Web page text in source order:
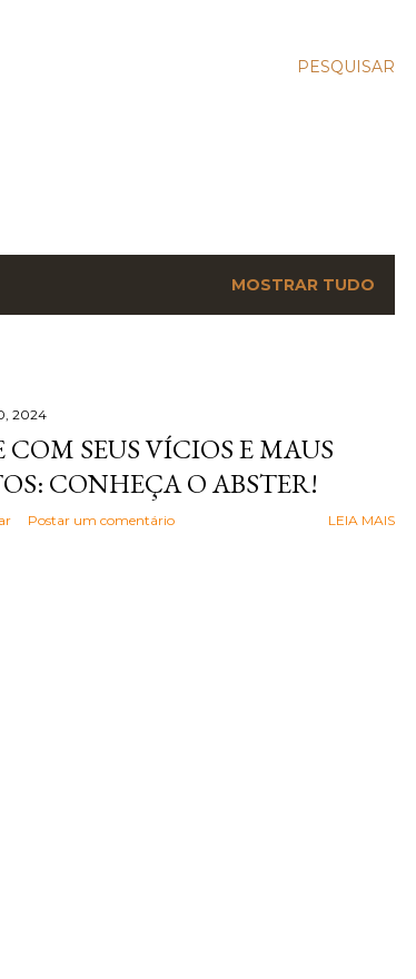
PESQUISAR
MOSTRAR TUDO
2024
COM SEUS VÍCIOS E MAUS
CONHEÇA O ABSTER!
Postar um comentário LEIA MAIS